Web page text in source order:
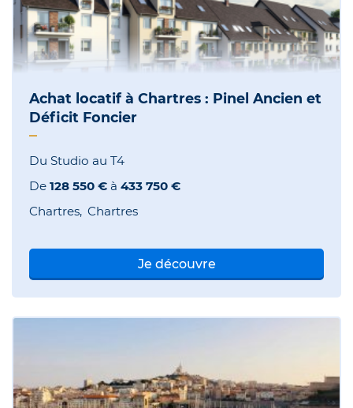
Achat locatif à Chartres : Pinel Ancien et
Déficit Foncier
Du Studio au T4
De 128 550 € à 433 750 €
Chartres Chartres
Je découvre